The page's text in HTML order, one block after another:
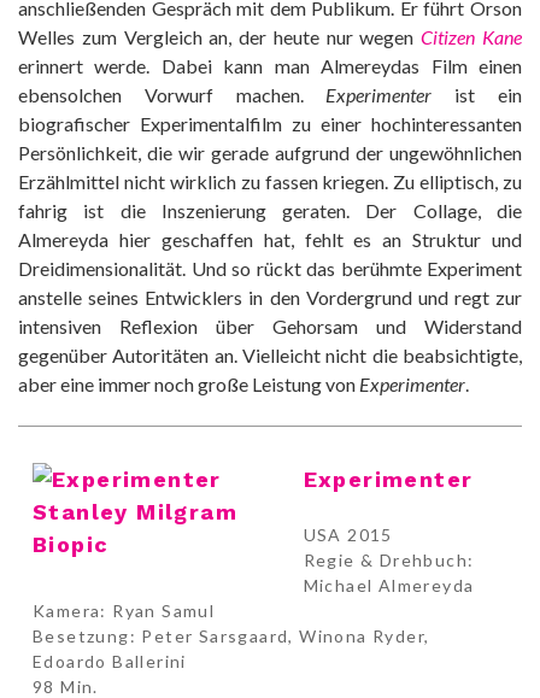
anschließenden Gespräch mit dem Publikum. Er führt Orson
Welles zum Vergleich an, der heute nur wegenCitizen Kane
erinnert werde. Dabei kann man Almereydas Film einen
ebensolchen Vorwurf machen. Experimenter ist ein
biografischer Experimentalfilm zu einer hochinteressanten
Persönlichkeit, die wir gerade aufgrund der ungewöhnlichen
Erzählmittel nicht wirklich zu fassen kriegen. Zu elliptisch, zu
fahrig ist die Inszenierung geraten. Der Collage, die
Almereyda hier geschaffen hat, fehlt es an Struktur und
Dreidimensionalität. Und so rückt das berühmte Experiment
anstelle seines Entwicklers in den Vordergrund und regt zur
intensiven Reflexion über Gehorsam und Widerstand
gegenüber Autoritäten an. Vielleicht nicht die beabsichtigte,
aber eine immer noch große Leistung von Experimenter
Experimenter
USA 2015
Regie & Drehbuch:
Michael Almereyda
Kamera: Ryan Samul
Besetzung: Peter Sarsgaard, Winona Ryder,
Edoardo Ballerini
98 Min.